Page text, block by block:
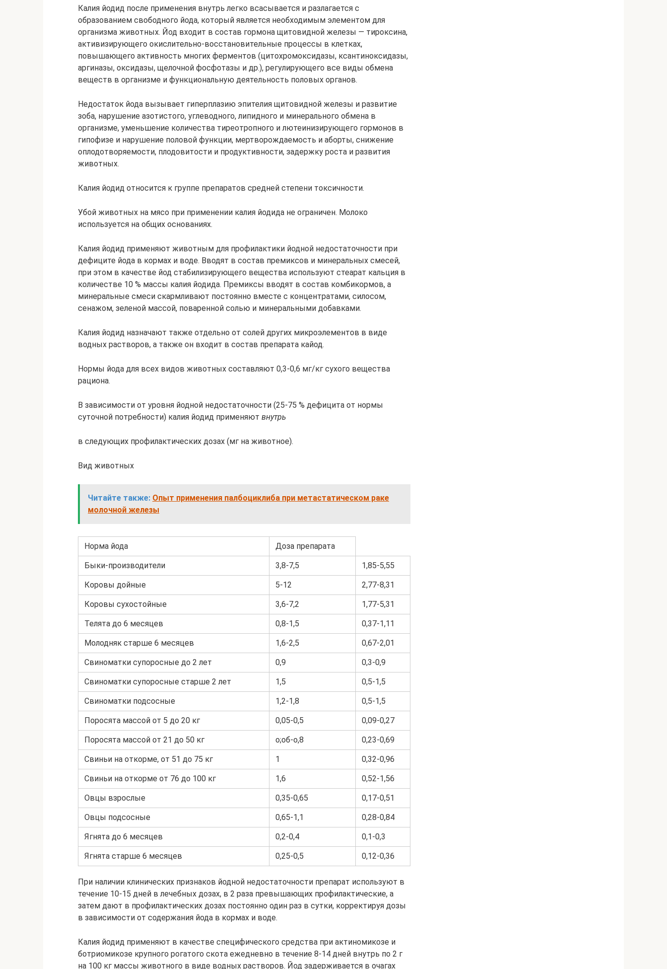
Калия йодид после применения внутрь легко всасывается и разлагается с
образованием свободного йода, который является необходимым элементом для
организма животных. Йод входит в состав гормона щитовидной железы — тироксина,
активизирующего окислительно-восстановительные процессы в клетках,
повышающего активность многих ферментов (цитохромоксидазы, ксантиноксидазы,
аргиназы, оксидазы, щелочной фосфотазы и др.), регулирующего все виды обмена
веществ в организме и функциональную деятельность половых органов.
Недостаток йода вызывает гиперплазию эпителия щитовидной железы и развитие
зоба, нарушение азотистого, углеводного, липидного и минерального обмена в
организме, уменьшение количества тиреотропного и лютеинизирующего гормонов в
гипофизе и нарушение половой функции, мертворождаемость и аборты, снижение
оплодотворяемости, плодовитости и продуктивности, задержку роста и развития
животных.
Калия йодид относится к группе препаратов средней степени токсичности.
Убой животных на мясо при применении калия йодида не ограничен. Молоко
используется на общих основаниях.
Калия йодид применяют животным для профилактики йодной недостаточности при
дефиците йода в кормах и воде. Вводят в состав премиксов и минеральных смесей,
при этом в качестве йод стабилизирующего вещества используют стеарат кальция в
количестве 10 % массы калия йодида. Премиксы вводят в состав комбикормов, а
минеральные смеси скармливают постоянно вместе с концентратами, силосом,
сенажом, зеленой массой, поваренной солью и минеральными добавками.
Калия йодид назначают также отдельно от солей других микроэлементов в виде
водных растворов, а также он входит в состав препарата кайод.
Нормы йода для всех видов животных составляют 0,3-0,6 мг/кг сухого вещества
рациона.
В зависимости от уровня йодной недостаточности (25-75 % дефицита от нормы
суточной потребности) калия йодид применяют внутрь
в следующих профилактических дозах (мг на животное).
Вид животных
Читайте также: Опыт применения палбоциклиба при метастатическом раке
молочной железы
Норма йода Доза препарата
Быки-производители 3,8-7,5 1,85-5,55
Коровы дойные 5-12 2,77-8,31
Коровы сухостойные 3,6-7,2 1,77-5,31
Телята до 6 месяцев 0,8-1,5 0,37-1,11
Молодняк старше 6 месяцев 1,6-2,5 0,67-2,01
Свиноматки супоросные до 2 лет 0,9 0,3-0,9
Свиноматки супоросные старше 2 лет 1,5 0,5-1,5
Свиноматки подсосные 1,2-1,8 0,5-1,5
Поросята массой от 5 до 20 кг 0,05-0,5 0,09-0,27
Поросята массой от 21 до 50 кг о;об-о,8 0,23-0,69
Свиньи на откорме, от 51 до 75 кг 1 0,32-0,96
Свиньи на откорме от 76 до 100 кг 1,6 0,52-1,56
Овцы взрослые 0,35-0,65 0,17-0,51
Овцы подсосные 0,65-1,1 0,28-0,84
Ягнята до 6 месяцев 0,2-0,4 0,1-0,3
Ягнята старше 6 месяцев 0,25-0,5 0,12-0,36
При наличии клинических признаков йодной недостаточности препарат используют в
течение 10-15 дней в лечебных дозах, в 2 раза превышающих профилактические, а
затем дают в профилактических дозах постоянно один раз в сутки, корректируя дозы
в зависимости от содержания йода в кормах и воде.
Калия йодид применяют в качестве специфического средства при актиномикозе и
ботриомикозе крупного рогатого скота ежедневно в течение 8-14 дней внутрь по 2 г
на 100 кг массы животного в виде водных растворов. Йод задерживается в очагах